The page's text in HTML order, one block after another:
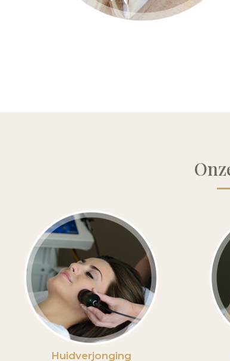
Huidverjonging